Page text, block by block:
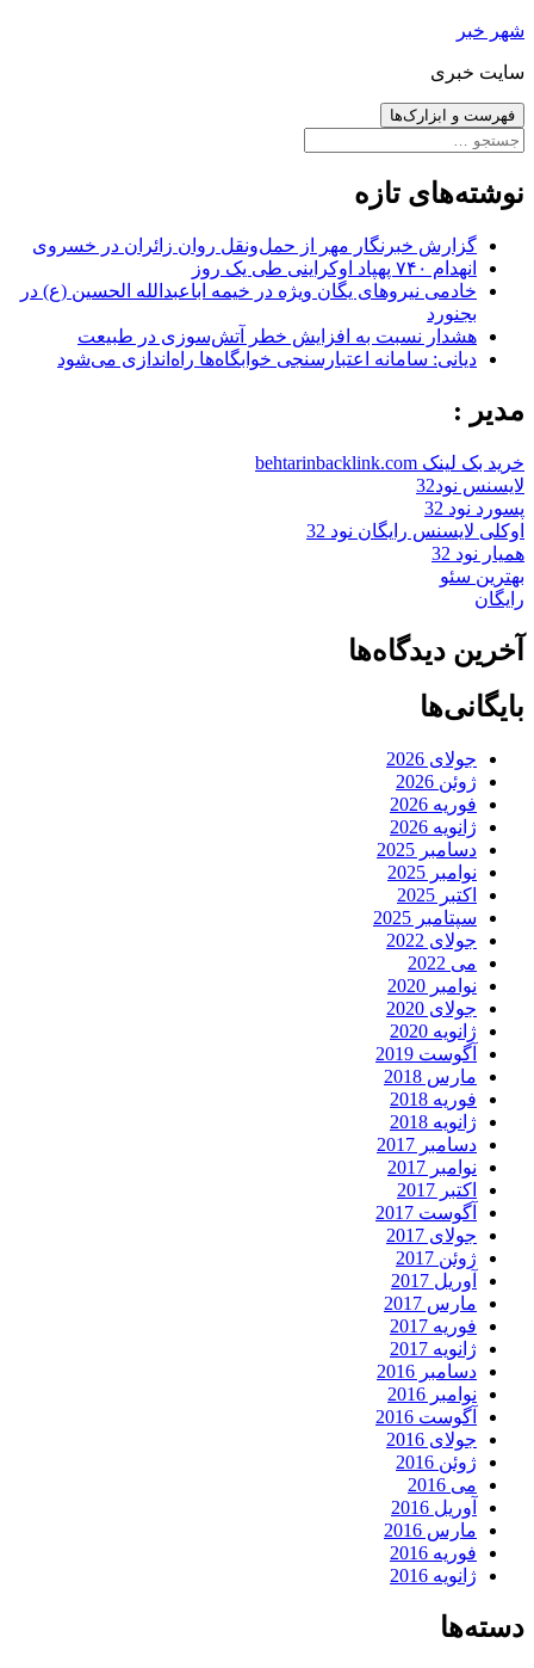
رفتن
نوشته‌ها
شهر خبر
سایت خبری
فهرست و ابزارک‌ها
جستجو
نوشته‌های تازه
گزارش خبرنگار مهر از حمل‌ونقل روان زائران در خسروی
انهدام ۷۴۰ پهپاد اوکراینی طی یک روز
خادمی نیروهای یگان ویژه در خیمه اباعبدالله الحسین (ع) در
بجنورد
هشدار نسبت به افزایش خطر آتش‌سوزی در طبیعت
دیانی: سامانه اعتبارسنجی خوابگاه‌ها راه‌اندازی می‌شود
مدیر :
خرید بک لینک behtarinbacklink.com
لایسنس نود32
پسورد نود 32
اوکلی لایسنس رایگان نود 32
همیار نود 32
بهترین سئو
رایگان
آخرین دیدگاه‌ها
بایگانی‌ها
جولای 2026
ژوئن 2026
فوریه 2026
ژانویه 2026
دسامبر 2025
نوامبر 2025
اکتبر 2025
سپتامبر 2025
جولای 2022
می 2022
نوامبر 2020
جولای 2020
ژانویه 2020
آگوست 2019
مارس 2018
فوریه 2018
ژانویه 2018
دسامبر 2017
نوامبر 2017
اکتبر 2017
آگوست 2017
جولای 2017
ژوئن 2017
آوریل 2017
مارس 2017
فوریه 2017
ژانویه 2017
دسامبر 2016
نوامبر 2016
آگوست 2016
جولای 2016
ژوئن 2016
می 2016
آوریل 2016
مارس 2016
فوریه 2016
ژانویه 2016
دسته‌ها